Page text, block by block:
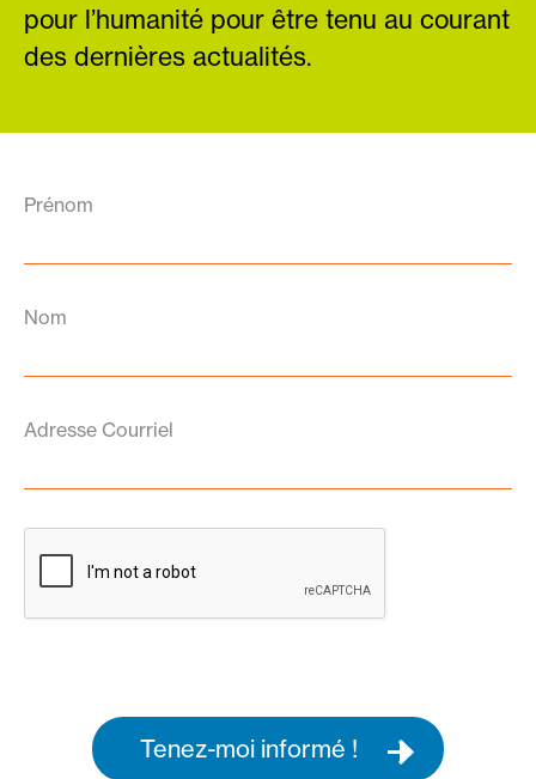
pour l’humanité pour être tenu au courant
des dernières actualités.
Prénom
Nom
Adresse Courriel
Tenez-moi informé !